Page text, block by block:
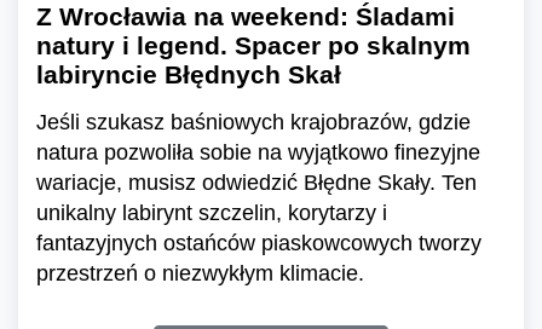
Z Wrocławia na weekend: Śladami
natury i legend. Spacer po skalnym
labiryncie Błędnych Skał
Jeśli szukasz baśniowych krajobrazów, gdzie
natura pozwoliła sobie na wyjątkowo finezyjne
wariacje, musisz odwiedzić Błędne Skały. Ten
unikalny labirynt szczelin, korytarzy i
fantazyjnych ostańców piaskowcowych tworzy
przestrzeń o niezwykłym klimacie.